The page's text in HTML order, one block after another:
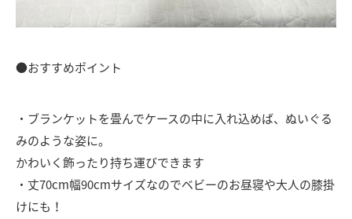
●おすすめポイント
・ブランケットを畳んでケースの中に入れ込めば、ぬいぐる
みのような姿に。
かわいく飾ったり持ち運びできます
・丈70cm幅90cmサイズなのでベビーのお昼寝や大人の膝掛
けにも！